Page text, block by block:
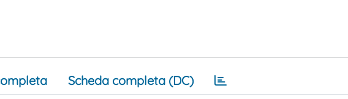
Scheda completa (DC)